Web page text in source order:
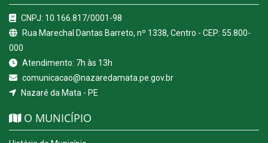
CNPJ: 10.166.817/0001-98
Rua Marechal Dantas Barreto, nº 1338, Centro - CEP: 55.800-
000
Atendimento: 7h às 13h
comunicacao@nazaredamata.pe.gov.br
Nazaré da Mata - PE
O MUNICÍPIO